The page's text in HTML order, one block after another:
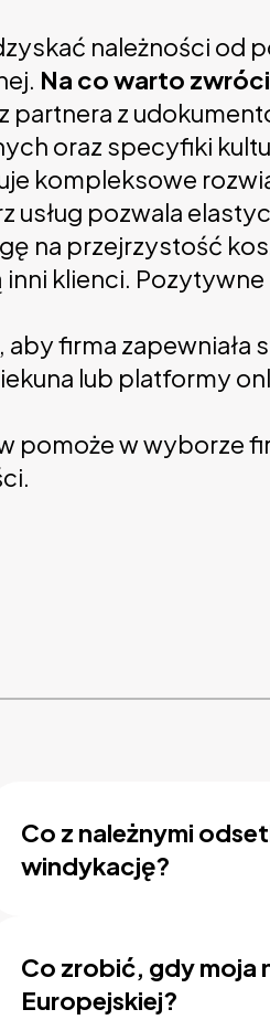
należności
Na co warto
partnera z
oraz specyfiki
kompleksowe
usług pozwala
na przejrzystość
inni klienci.
aby firma
lub platformy
pomoże w wyborze
Co z należnymi
windykację?
Co zrobić, gdy moja
Europejskiej?